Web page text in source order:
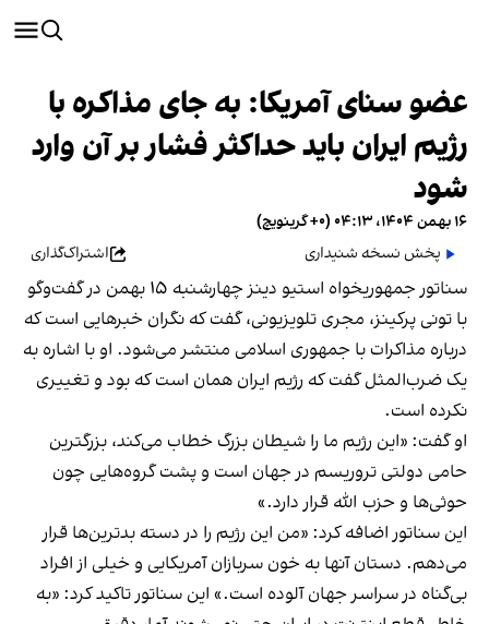
عضو سنای آمریکا: به جای مذاکره با
رژیم ایران باید حداکثر فشار بر آن وارد
شود
۱۶ بهمن ۱۴۰۴، ۰۴:۱۳ (‎+۰ گرینویچ)
پخش نسخه شنیداری
اشتراک‌گذاری
سناتور جمهوریخواه استیو دینز چهارشنبه ۱۵ بهمن در گفت‌و‌گو
با تونی پرکینز، مجری تلویزیونی، گفت که نگران خبرهایی است که
درباره مذاکرات با جمهوری اسلامی منتشر می‌شود. او با اشاره به
یک ضرب‌المثل گفت که رژیم ایران همان است که بود و تغییری
نکرده است.
او گفت: «این رژیم ما را شیطان بزرگ خطاب می‌کند، بزرگترین
حامی دولتی تروریسم در جهان است و پشت گروه‌هایی چون
حوثی‌ها و حزب الله قرار دارد.»
این سناتور اضافه کرد: «من این رژیم را در دسته بدترین‌ها قرار
می‌دهم. دستان آنها به خون سربازان آمریکایی و خیلی از افراد
بی‌گناه در سراسر جهان آلوده است.» این سناتور تاکید کرد: «به